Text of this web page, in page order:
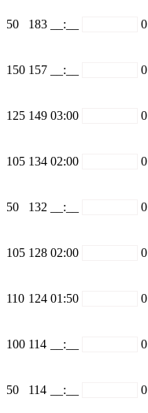
50 183 __:__ 0
150 157 __:__ 0
125 149 03:00 0
105 134 02:00 0
50 132 __:__ 0
105 128 02:00 0
110 124 01:50 0
100 114 __:__ 0
50 114 __:__ 0